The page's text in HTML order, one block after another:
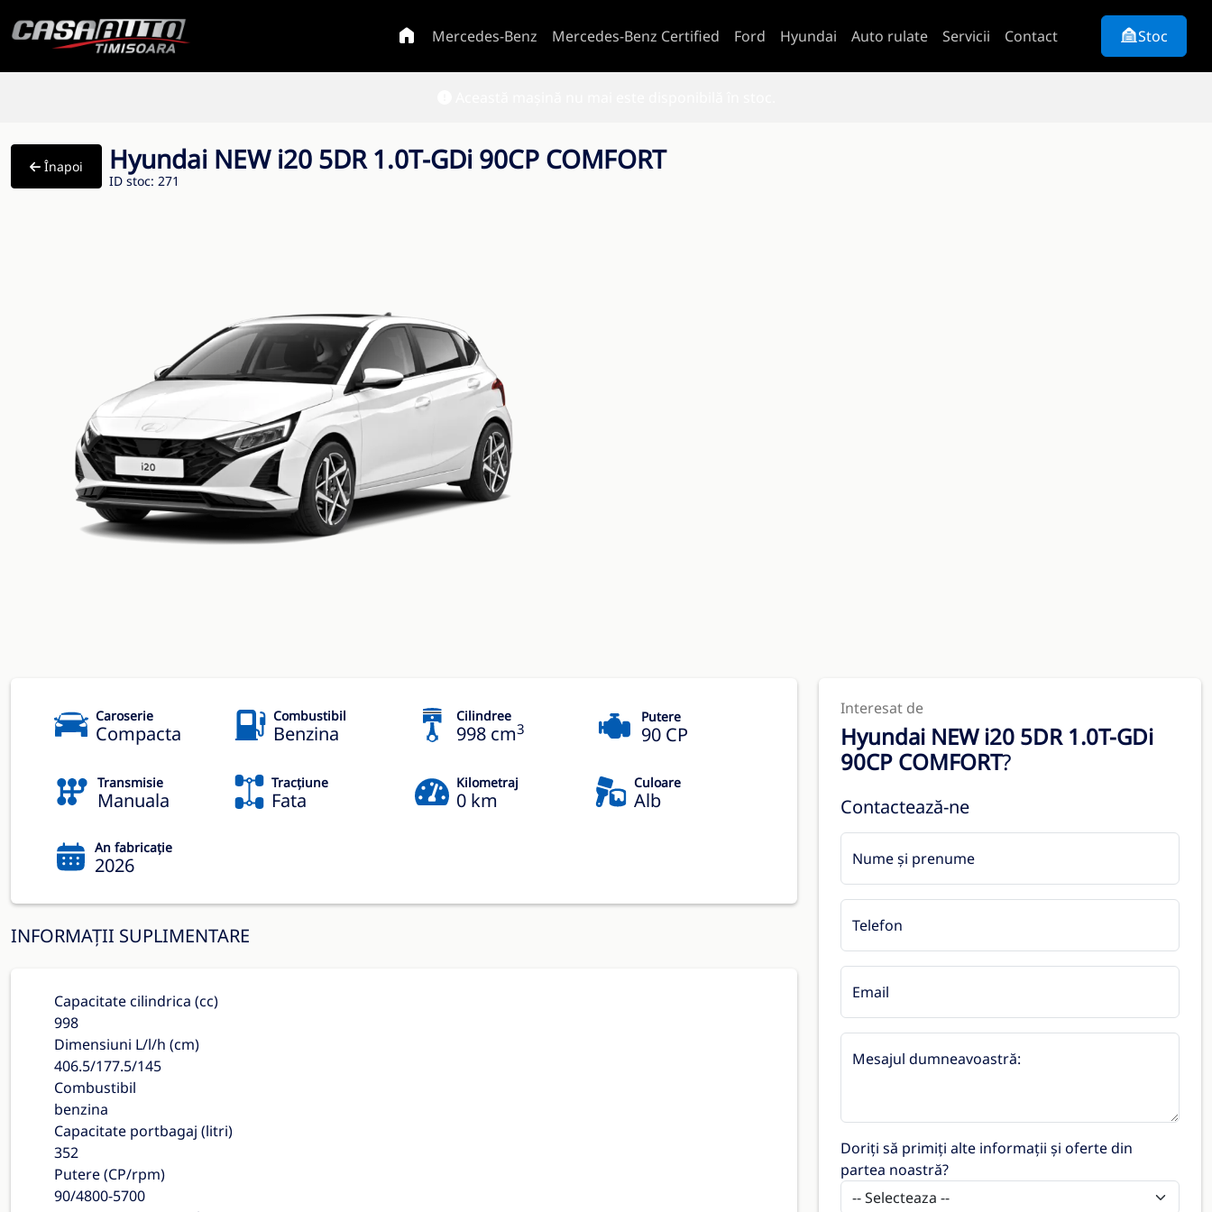
Mercedes-Benz Mercedes-Benz Certified Ford Hyundai Auto rulate Servicii Contact Stoc
Înapoi Hyundai NEW i20 5DR 1.0T-GDi 90CP COMFORT
ID stoc: 271
Caroserie
Compacta
Combustibil
Benzina
Cilindree
998 cm3
Putere
90 CP
Transmisie
Manuala
Tracțiune
Fata
Kilometraj
0 km
Culoare
Alb
An fabricație
2026
INFORMAȚII SUPLIMENTARE
Capacitate cilindrica (cc)
998
Dimensiuni L/l/h (cm)
406.5/177.5/145
Combustibil
benzina
Capacitate portbagaj (litri)
352
Putere (CP/rpm)
90/4800-5700
Interesat de
Hyundai NEW i20 5DR 1.0T-GDi
90CP COMFORT?
Contactează-ne
Nume și prenume
Telefon
Email
Mesajul dumneavoastră:
Doriți să primiți alte informații și oferte din
partea noastră?